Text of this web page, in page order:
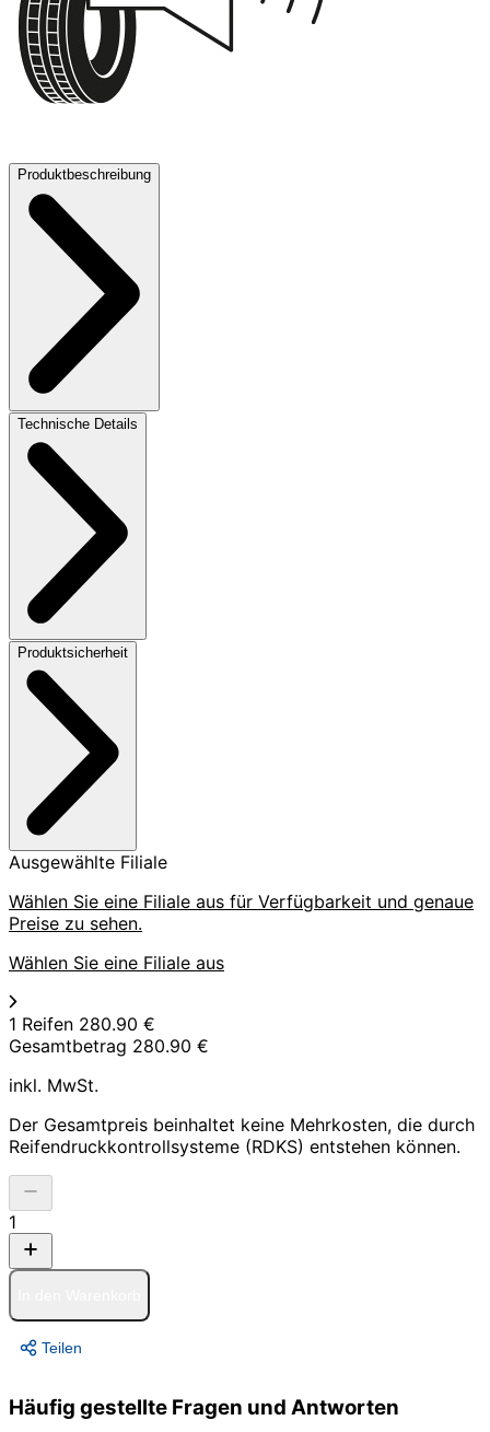
Produktbeschreibung
Technische Details
Produktsicherheit
Ausgewählte Filiale
Wählen Sie eine Filiale aus für Verfügbarkeit und genaue
Preise zu sehen.
Wählen Sie eine Filiale aus
1 Reifen 280.90 €
Gesamtbetrag 280.90 €
inkl. MwSt.
Der Gesamtpreis beinhaltet keine Mehrkosten, die durch
Reifendruckkontrollsysteme (RDKS) entstehen können.
1
Teilen
Häufig gestellte Fragen und Antworten